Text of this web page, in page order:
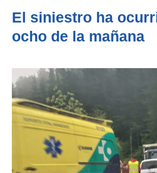
El siniestro ha
ocho de la mañana